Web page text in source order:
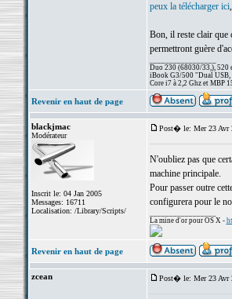
peux la télécharger ici,
Bon, il reste clair que
permettront guère
Duo 230 (68030/33,), 520
iBook G3/500 "Dual USB,
Core i7 à 2,2 Ghz et MBP
Revenir en haut de page
blackjmac
Modérateur
Inscrit le: 04 Jan 2005
Messages: 16711
Localisation: /Library/Scripts/
Post� le: Mer 23 Avr
N'oubliez pas que
machine principale.
Pour passer outre
configurera pour le
La mine d'or pour OS X -
Revenir en haut de page
zcean Post� le: Mer 23 Avr